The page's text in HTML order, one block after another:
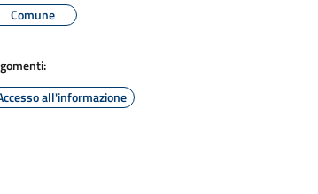
Comune
all'informazione